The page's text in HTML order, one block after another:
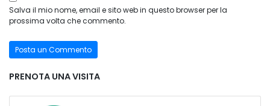
Salva il mio nome, email e sito web in questo browser per la
prossima volta che commento.
PRENOTA UNA VISITA